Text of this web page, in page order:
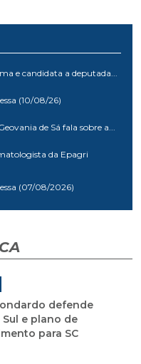
e candidata a deputada...
(10/08/26)
de Sá fala sobre a...
da Epagri
(07/08/2026)
defende
e plano de
para SC